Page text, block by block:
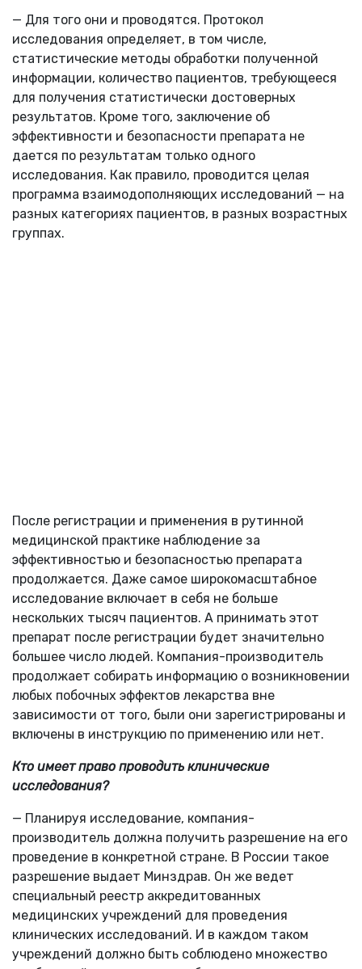
— Для того они и проводятся. Протокол
исследования определяет, в том числе,
статистические методы обработки полученной
информации, количество пациентов, требующееся
для получения статистически достоверных
результатов. Кроме того, заключение об
эффективности и безопасности препарата не
дается по результатам только одного
исследования. Как правило, проводится целая
программа взаимодополняющих исследований — на
разных категориях пациентов, в разных возрастных
группах.
После регистрации и применения в рутинной
медицинской практике наблюдение за
эффективностью и безопасностью препарата
продолжается. Даже самое широкомасштабное
исследование включает в себя не больше
нескольких тысяч пациентов. А принимать этот
препарат после регистрации будет значительно
большее число людей. Компания-производитель
продолжает собирать информацию о возникновении
любых побочных эффектов лекарства вне
зависимости от того, были они зарегистрированы и
включены в инструкцию по применению или нет.
Кто имеет право проводить клинические
исследования?
— Планируя исследование, компания-
производитель должна получить разрешение на его
проведение в конкретной стране. В России такое
разрешение выдает Минздрав. Он же ведет
специальный реестр аккредитованных
медицинских учреждений для проведения
клинических исследований. И в каждом таком
учреждений должно быть соблюдено множество